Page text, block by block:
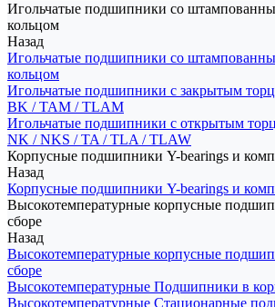
Игольчатые подшипники со
кольцом
Назад
Игольчатые подшипники со
кольцом
Игольчатые подшипники с закрытым
BK / TAM / TLAM
Игольчатые подшипники с открытым
NK / NKS / TA / TLA / TLAW
Корпусные подшипники Y-bearings и
Назад
Корпусные подшипники Y-bearings и
Высокотемпературные корпусные
сборе
Назад
Высокотемпературные корпусные
сборе
Высокотемпературные Подшипники в
Высокотемпературные Стационарные